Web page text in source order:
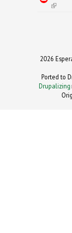
(link is
2026
Ported to
Drupalizing